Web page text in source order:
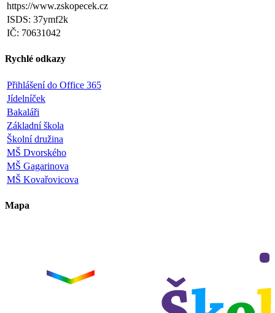
https://www.zskopecek.cz
ISDS: 37ymf2k
IČ: 70631042
Rychlé odkazy
Přihlášení do Office 365
Jídelníček
Bakaláři
Základní škola
Školní družina
MŠ Dvorského
MŠ Gagarinova
MŠ Kovařovicova
Mapa